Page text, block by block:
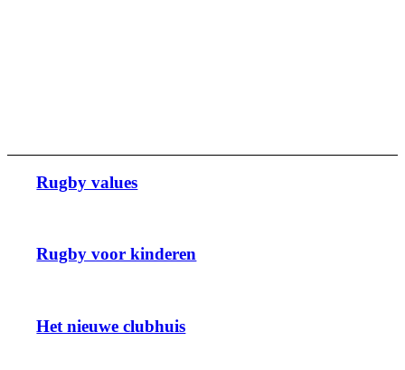
Rugby values
Rugby voor kinderen
Het nieuwe clubhuis